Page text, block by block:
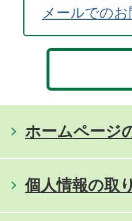
メールでの
ホームページ
個人情報の取